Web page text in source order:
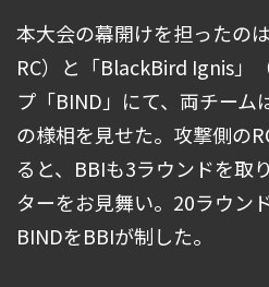
本大会の幕開けを担ったの
RC）と「BlackBird Ignis」
プ「BIND」にて、両チーム
の様相を見せた。攻撃側の
ると、BBIも3ラウンドを取
ターをお見舞い。20ラウン
BINDをBBIが制した。